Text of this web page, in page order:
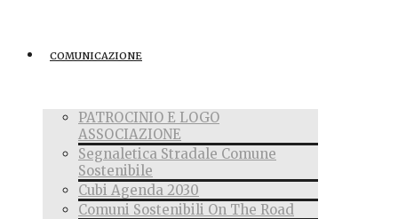
COMUNICAZIONE
PATROCINIO E LOGO
ASSOCIAZIONE
Segnaletica Stradale Comune
Sostenibile
Cubi Agenda 2030
Comuni Sostenibili On The Road